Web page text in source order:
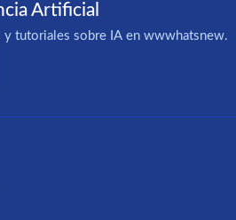
Artificial
y tutoriales sobre IA en wwwhatsnew.